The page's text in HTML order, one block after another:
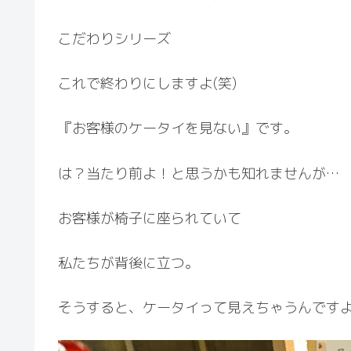
こだわりシリーズ
これで終わりにしますよ(笑)
『お客様のケータイを見ない』です。
は？当たり前よ！と思うかも知れませんが…
お客様が椅子に座られていて
私たちが背後に立つ。
そうすると、ケータイって見えちゃうんです